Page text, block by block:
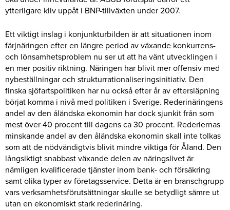
ytterligare kliv uppåt i BNP-tillväxten under 2007.
Ett viktigt inslag i konjunkturbilden är att situationen inom
färjnäringen efter en längre period av växande konkurrens-
och lönsamhetsproblem nu ser ut att ha vänt utvecklingen i
en mer positiv riktning. Näringen har blivit mer offensiv med
nybeställningar och strukturrationaliseringsinitiativ. Den
finska sjöfartspolitiken har nu också efter år av eftersläpning
börjat komma i nivå med politiken i Sverige. Rederinäringens
andel av den åländska ekonomin har dock sjunkit från som
mest över 40 procent till dagens ca 30 procent. Rederiernas
minskande andel av den åländska ekonomin skall inte tolkas
som att de nödvändigtvis blivit mindre viktiga för Åland. Den
långsiktigt snabbast växande delen av näringslivet är
nämligen kvalificerade tjänster inom bank- och försäkring
samt olika typer av företagsservice. Detta är en branschgrupp
vars verksamhetsförutsättningar skulle se betydligt sämre ut
utan en ekonomiskt stark rederinäring.